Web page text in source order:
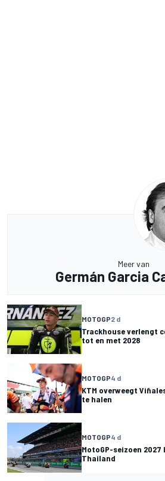
Meer van
Germán Garcia
MOTOGP2 d
Trackhouse verlengt
tot en met 2028
MOTOGP4 d
KTM overweegt
te halen
MOTOGP4 d
MotoGP-seizoen
Thailand